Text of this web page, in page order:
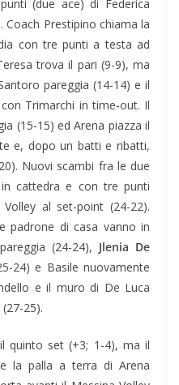
(due ace) di Federica
Prestipino chiama la
con tre punti a testa ad
trova il pari (9-9), ma
pareggia (14-14) e il
Trimarchi in time-out. Il
(15-15) ed Arena piazza il
e, dopo un batti e ribatti,
Nuovi scambi fra le due
cattedra e con tre punti
al set-point (24-22).
padrone di casa vanno in
(24-24), Jlenia De
24) e Basile nuovamente
e il muro di De Luca
25).
quinto set (+3; 1-4), ma il
la palla a terra di Arena